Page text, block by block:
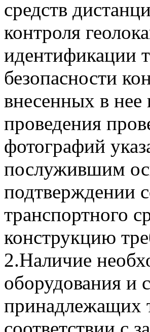
средств
контроля
идентификации
безопасности
внесенных в
проведения
фотографий
послужившим
подтверждении
транспортного
конструкцию
2.Наличие
оборудования и
принадлежащих